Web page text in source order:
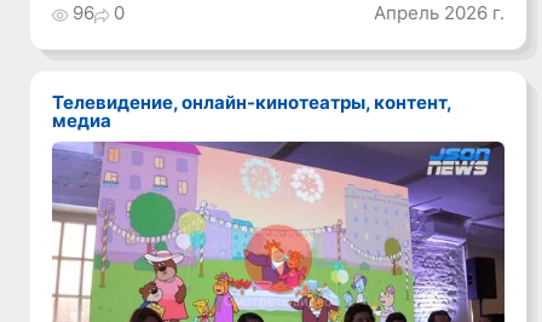
96 0 Апрель 2026 г.
Телевидение, онлайн-кинотеатры, контент,
медиа
Смотреть видео